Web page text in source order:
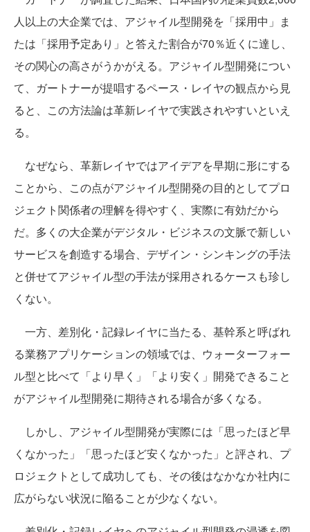
人以上の大企業では、アジャイル型開発を「採用中」ま
たは「採用予定あり」と答えた割合が70％近くに達し、
その関心の高さがうかがえる。アジャイル型開発につい
て、ガートナーが提唱するペース・レイヤの観点から見
ると、この方法論は革新レイヤで実践されやすいといえ
る。
なぜなら、革新レイヤではアイデアを早期に形にする
ことから、この点がアジャイル型開発の目的としてプロ
ジェクト関係者の理解を得やすく、実際に有効だから
だ。多くの大企業がデジタル・ビジネスの文脈で新しい
サービスを創造する場合、デザイン・シンキングの手法
と併せてアジャイル型の手法が採用されるケースも珍し
くない。
一方、差別化・記録レイヤに当たる、基幹系と呼ばれ
る業務アプリケーションの領域では、ウォーターフォー
ル型と比べて「より早く」「より安く」開発できること
がアジャイル型開発に期待される場合が多くなる。
しかし、アジャイル型開発が実際には「思ったほど早
くなかった」「思ったほど安くなかった」と評され、プ
ロジェクトとして成功しても、その後はなかなか社内に
広がらない状況に陥ることが少なくない。